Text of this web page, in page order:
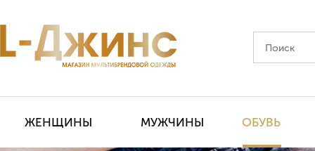
ЖЕНЩИНЫ МУЖЧИНЫ ОБУВЬ